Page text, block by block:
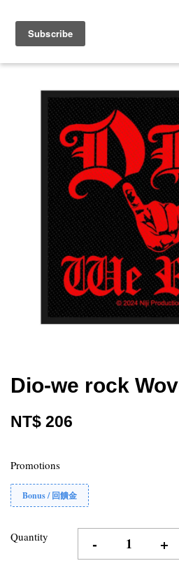
Dio-we rock
NT$ 206
Promotions
Bonus / 回饋金
Quantity - +